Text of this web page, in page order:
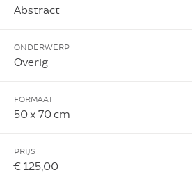
Abstract
ONDERWERP
Overig
FORMAAT
50 x 70 cm
PRIJS
€ 125,00